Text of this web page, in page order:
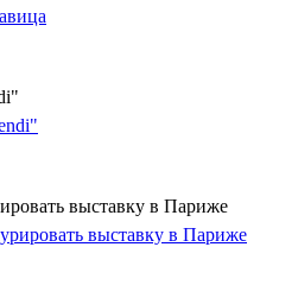
выставку в Париже